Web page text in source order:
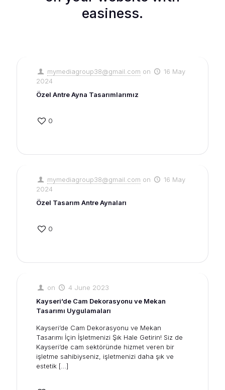
easiness.
mymediagroup38@gmail.com on
16 May
2024
Özel Antre Ayna Tasarımlarımız
0
mymediagroup38@gmail.com on
16 May
2024
Özel Tasarım Antre Aynaları
0
on
4 June 2023
Kayseri’de Cam Dekorasyonu ve Mekan
Tasarımı Uygulamaları
Kayseri’de Cam Dekorasyonu ve Mekan
Tasarımı İçin İşletmenizi Şık Hale Getirin! Siz de
Kayseri’de cam sektöründe hizmet veren bir
işletme sahibiyseniz, işletmenizi daha şık ve
estetik […]